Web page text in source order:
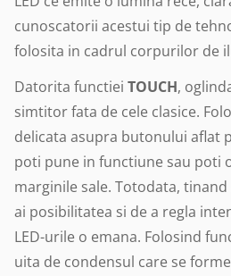
cunoscatorii acestui tip de
folosita in cadrul corpurilor de
Datorita functiei TOUCH,
simtitor fata de cele clasice.
delicata asupra butonului aflat
poti pune in functiune sau poti
marginile sale. Totodata,
ai posibilitatea si de a regla
LED-urile o emana. Folosind
uita de condensul care se